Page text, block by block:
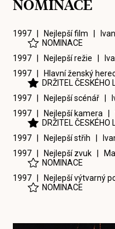
NOMINACE
1997 | Nejlepší film |
NOMINACE
1997 | Nejlepší režie |
1997 | Hlavní ženský
DRŽITEL ČESKÉHO
1997 | Nejlepší scénář |
1997 | Nejlepší kamera |
DRŽITEL ČESKÉHO
1997 | Nejlepší střih |
1997 | Nejlepší zvuk |
NOMINACE
1997 | Nejlepší výtvarný
NOMINACE